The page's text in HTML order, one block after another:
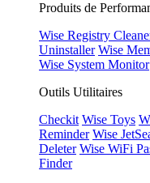
Produits de
Wise Registry
Uninstaller Wise
Wise System Monitor
Outils Utilitaires
Checkit Wise Toys
Reminder Wise
Deleter Wise WiFi
Finder